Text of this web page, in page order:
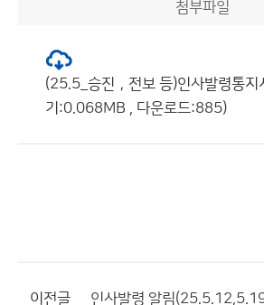
첨부파일
(25.5_승진，전보 등)인사발령통
기:0.068MB , 다운로드:885)
이전글 인사발령 알림